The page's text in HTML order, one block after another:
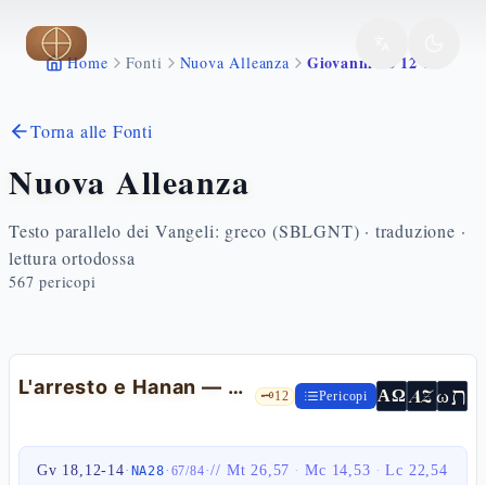
Vai al contenuto principale
Home Fonti Nuova Alleanza Giovanni 18 12 14
Torna alle Fonti
Nuova Alleanza
Testo parallelo dei Vangeli: greco (SBLGNT) · traduzione ·
lettura ortodossa
567 pericopi
L'arresto e Hanan — Gv 18,12-14 🗝️12 Pericopi ΑΩ AZωת
Gv 18,12-14· NA28· 67/84·// Mt 26,57 · Mc 14,53 · Lc 22,54